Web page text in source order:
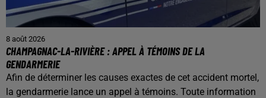
8 août 2026
CHAMPAGNAC-LA-RIVIÈRE : APPEL À TÉMOINS DE LA
GENDARMERIE
Afin de déterminer les causes exactes de cet accident mortel,
la gendarmerie lance un appel à témoins. Toute information